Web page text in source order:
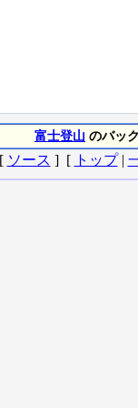
富士登山 のバッ
ソース ] [ トップ|